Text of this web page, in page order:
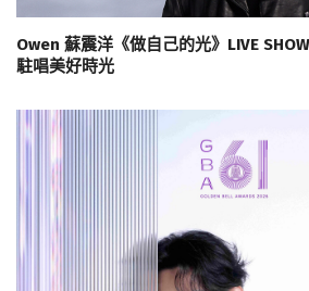
Owen 蘇震洋《做自己的光》LIVE
駐唱美好時光